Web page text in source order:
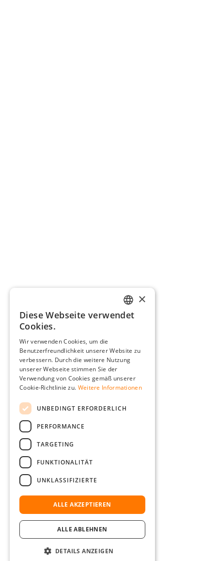
GERMAN
FRENCH
DUTCH
×
Diese Webseite verwendet
Cookies.
Wir verwenden Cookies, um die
Benutzerfreundlichkeit unserer Website zu
verbessern. Durch die weitere Nutzung
unserer Webseite stimmen Sie der
Verwendung von Cookies gemäß unserer
Cookie-Richtlinie zu. Weitere Informationen
UNBEDINGT ERFORDERLICH
PERFORMANCE
TARGETING
FUNKTIONALITÄT
UNKLASSIFIZIERTE
ALLE AKZEPTIEREN
ALLE ABLEHNEN
DETAILS ANZEIGEN